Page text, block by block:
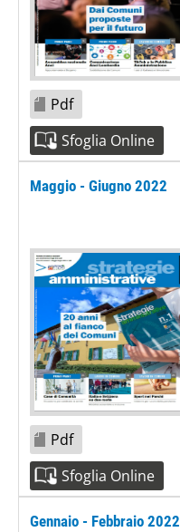
Pdf
Sfoglia Online
Maggio - Giugno 2022
Pdf
Sfoglia Online
Gennaio - Febbraio 2022